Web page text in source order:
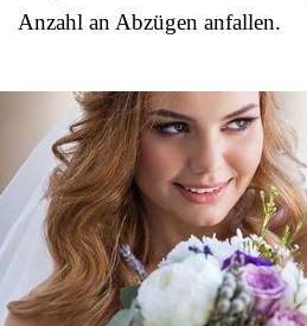
Anzahl an Abzügen anfallen.